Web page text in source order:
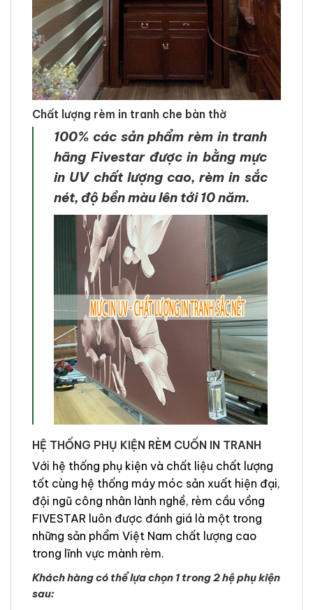
Chất lượng rèm in tranh che bàn thờ
100% các sản phẩm rèm in tranh
hãng Fivestar được in bằng mực
in UV chất lượng cao, rèm in sắc
nét, độ bền màu lên tới 10 năm.
HỆ THỐNG PHỤ KIỆN RÈM CUỐN IN TRANH
Với hệ thống phụ kiện và chất liệu chất lượng
tốt cùng hệ thống máy móc sản xuất hiện đại,
đội ngũ công nhân lành nghề, rèm cầu vồng
FIVESTAR luôn được đánh giá là một trong
những sản phẩm Việt Nam chất lượng cao
trong lĩnh vực mành rèm.
Khách hàng có thể lựa chọn 1 trong 2 hệ phụ kiện
sau: